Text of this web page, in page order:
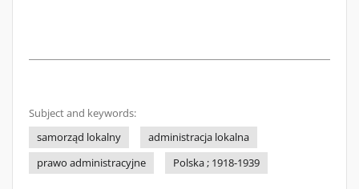
Subject and keywords:
samorząd lokalny
administracja lokalna
prawo administracyjne
Polska ; 1918-1939